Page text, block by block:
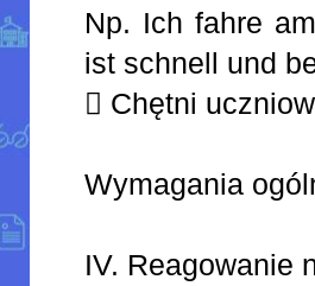
Np. Ich fahre
ist schnell und
 Chętni
Wymagania
IV. Reagowanie